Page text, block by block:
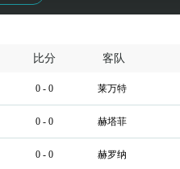
比分 客队
0 - 0 莱万特
0 - 0 赫塔菲
0 - 0 赫罗纳